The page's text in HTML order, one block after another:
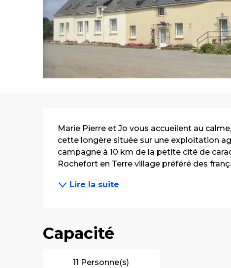
Description
Marie Pierre et Jo vous accueilent au
cette longère située sur une exploitation
campagne à 10 km de la petite cité de
Rochefort en Terre village préféré des
Lire la suite
Capacité
11 Personne(s)